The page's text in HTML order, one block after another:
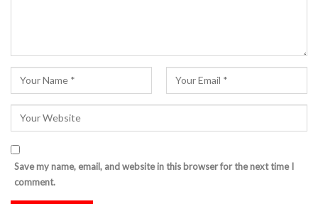
Save my name, email, and website in this browser for the next time I
comment.